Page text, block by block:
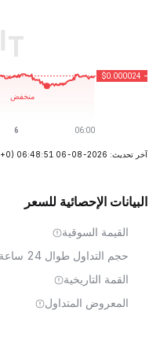
آخر تحديث: 2026-08-06 06:48:51 (UTC+0)
البيانات الإحصائية للسعر
القيمة السوقية
حجم التداول طوال 24 ساعة
القمة التاريخية
المعروض المتداول